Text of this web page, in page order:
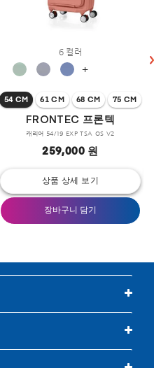
6 컬러
+
54 CM 61 CM 68 CM 75 CM
FRONTEC 프론텍
캐리어 54/19 EXP TSA OS V2
259,000 원
상품 상세 보기
장바구니 담기